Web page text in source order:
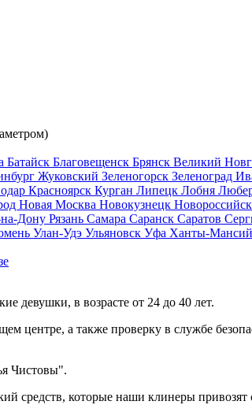
Батайск Благовещенск Брянск Великий
Жуковский Зеленогорск Зеленоград
Красноярск Курган Липецк Лобня
Новая Москва Новокузнецк Новороссийск
Дону Рязань Самара Саранск Саратов
Улан-Удэ Ульяновск Уфа Ханты-
девушки, в возрасте от 24 до 40 лет.
центре, а также проверку в службе
Чистовы".
средств, которые наши клинеры привозят